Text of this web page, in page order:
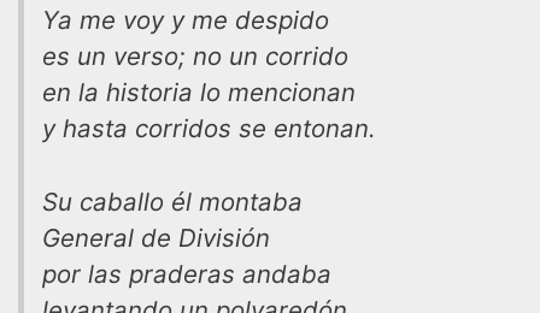
Ya me voy y me despido
es un verso; no un corrido
en la historia lo mencionan
y hasta corridos se entonan.
Su caballo él montaba
General de División
por las praderas andaba